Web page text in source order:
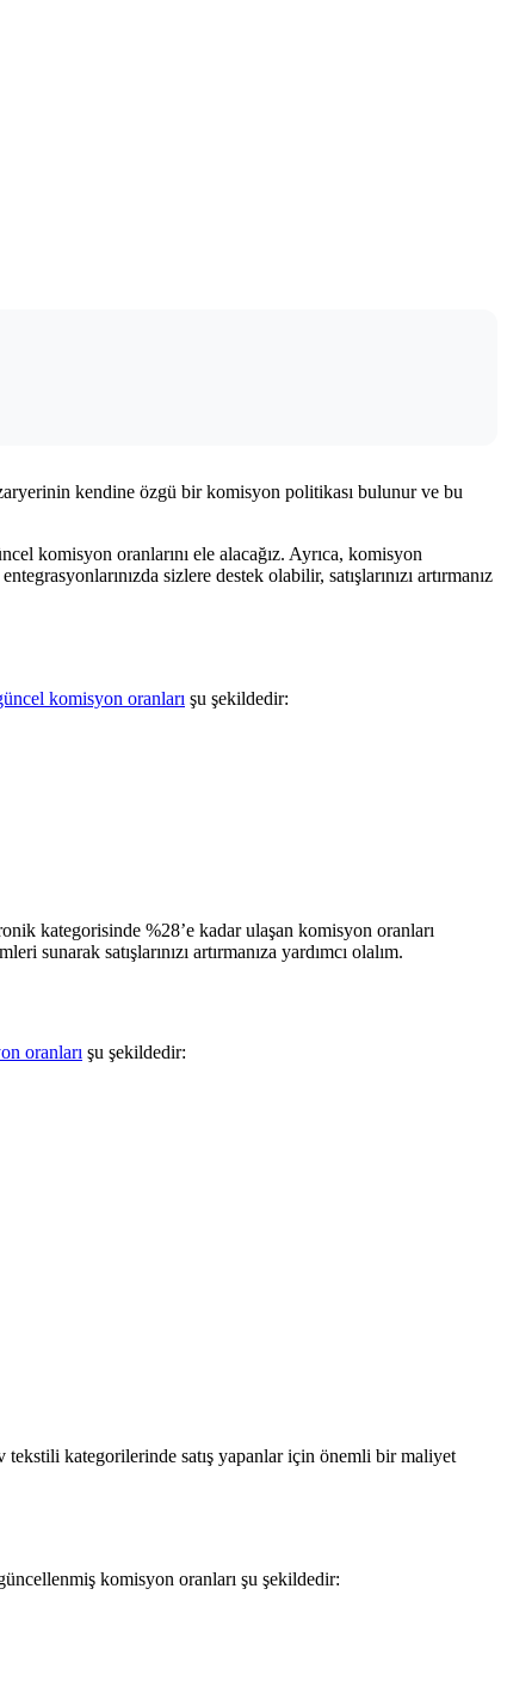
kendine özgü bir komisyon politikası bulunur ve bu
komisyon oranlarını ele alacağız. Ayrıca, komisyon
sizlere destek olabilir, satışlarınızı artırmanız
komisyon oranları şu şekildedir:
kategorisinde %28’e kadar ulaşan komisyon oranları
sunarak satışlarınızı artırmanıza yardımcı olalım.
oranları şu şekildedir:
tekstili kategorilerinde satış yapanlar için önemli bir maliyet
komisyon oranları şu şekildedir: